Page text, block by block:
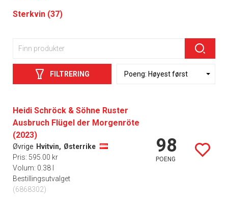
Sterkvin (37)
FILTRERING
Heidi Schröck & Söhne Ruster
Ausbruch Flügel der Morgenröte
(2023)
Øvrige Hvitvin, Østerrike
Pris: 595.00 kr
Volum: 0.38 l
Bestillingsutvalget
(6868302)
98
POENG